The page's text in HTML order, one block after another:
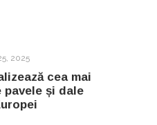
2025
cea mai
pavele și dale